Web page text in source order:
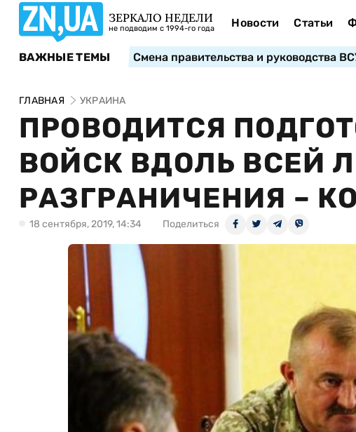
ЗЕРКАЛО НЕДЕЛИ
не подводим с 1994-го года Новости Статьи
ВАЖНЫЕ ТЕМЫ Смена правительства и руководства
ГЛАВНАЯ УКРАИНА
ПРОВОДИТСЯ
ВОЙСК ВДОЛЬ ВСЕЙ
РАЗГРАНИЧЕНИЯ –
18 сентября, 2019, 14:34 Поделиться